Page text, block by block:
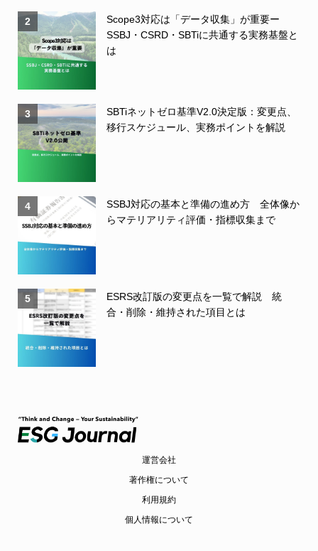
2
Scope3対応は「データ収集」が重要ー
SSBJ・CSRD・SBTiに共通する実務基盤と
は
3
SBTiネットゼロ基準V2.0決定版：変更点、
移行スケジュール、実務ポイントを解説
4
SSBJ対応の基本と準備の進め方 全体像か
らマテリアリティ評価・指標収集まで
5
ESRS改訂版の変更点を一覧で解説 統
合・削除・維持された項目とは
運営会社
著作権について
利用規約
個人情報について